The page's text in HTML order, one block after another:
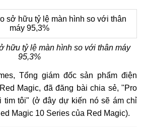
hữu tỷ lệ màn hình so với thân máy
95,3%
Tổng giám đốc sản phẩm điện
Magic, đã đăng bài chia sẻ, "Pro
tim tôi" (ở đây dự kiến ​​​​nó sẽ ám chỉ
Magic 10 Series của Red Magic).